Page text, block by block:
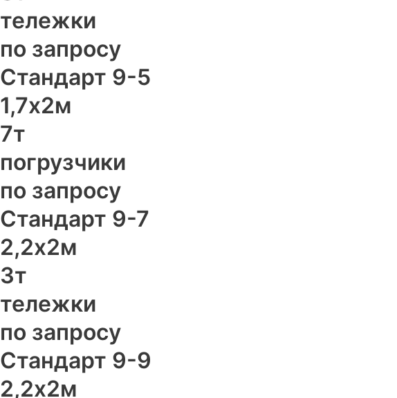
тележки
по запросу
Стандарт 9-5
1,7х2м
7т
погрузчики
по запросу
Стандарт 9-7
2,2х2м
3т
тележки
по запросу
Стандарт 9-9
2,2х2м